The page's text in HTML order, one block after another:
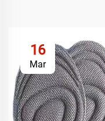
16
Mar